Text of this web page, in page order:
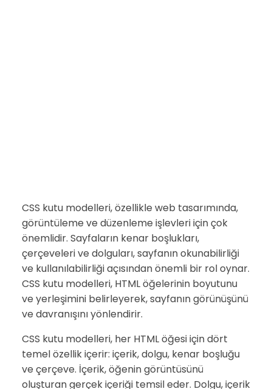
CSS kutu modelleri, özellikle web tasarımında,
görüntüleme ve düzenleme işlevleri için çok
önemlidir. Sayfaların kenar boşlukları,
çerçeveleri ve dolguları, sayfanın okunabilirliği
ve kullanılabilirliği açısından önemli bir rol oynar.
CSS kutu modelleri, HTML öğelerinin boyutunu
ve yerleşimini belirleyerek, sayfanın görünüşünü
ve davranışını yönlendirir.
CSS kutu modelleri, her HTML öğesi için dört
temel özellik içerir: içerik, dolgu, kenar boşluğu
ve çerçeve. İçerik, öğenin görüntüsünü
oluşturan gerçek içeriği temsil eder. Dolgu, içerik